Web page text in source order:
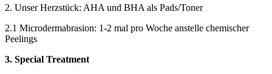
2. Unser Herzstück: AHA und BHA als Pads/Toner
2.1 Microdermabrasion: 1-2 mal pro Woche anstelle chemischer
Peelings
3. Special Treatment